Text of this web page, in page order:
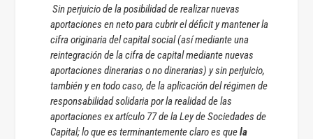
Sin perjuicio de la posibilidad de realizar nuevas
aportaciones en neto para cubrir el déficit y mantener la
cifra originaria del capital social (así mediante una
reintegración de la cifra de capital mediante nuevas
aportaciones dinerarias o no dinerarias) y sin perjuicio,
también y en todo caso, de la aplicación del régimen de
responsabilidad solidaria por la realidad de las
aportaciones ex artículo 77 de la Ley de Sociedades de
Capital; lo que es terminantemente claro es quela